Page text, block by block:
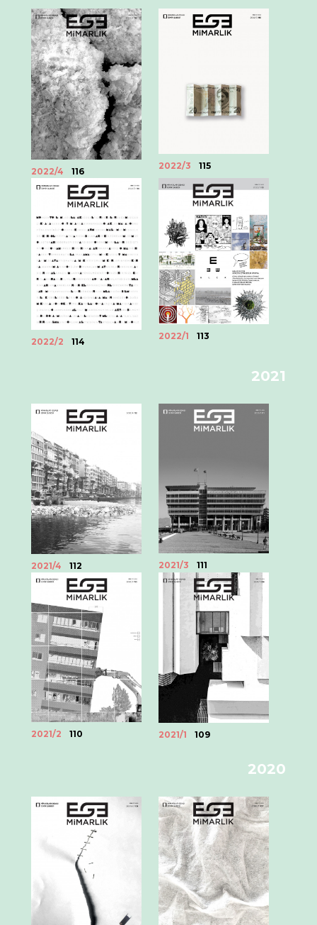
2020
2021
2021/4 112 2021/3 111
2021/2 110 2021/1 109
2022/4 116
2022/3 115
2022/2 114
2022/1 113